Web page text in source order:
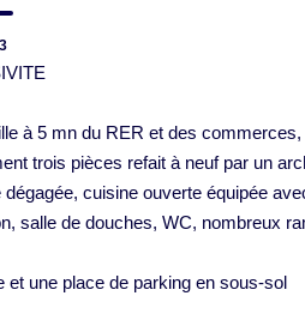
à 5 mn du RER et des
trois pièces refait à neuf par un
cuisine ouverte équipée
salle de douches, WC, nombreux
et une place de parking en sous-sol